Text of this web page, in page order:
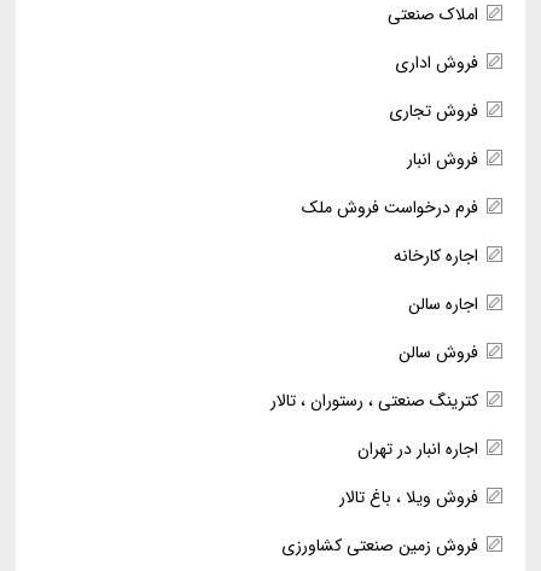
املاک صنعتی
فروش اداری
فروش تجاری
فروش انبار
فرم درخواست فروش ملک
اجاره کارخانه
اجاره سالن
فروش سالن
کترینگ صنعتی ، رستوران ، تالار
اجاره انبار در تهران
فروش ویلا ، باغ تالار
فروش زمین صنعتی کشاورزی